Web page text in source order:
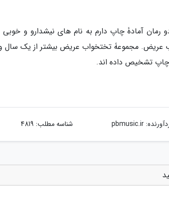
رمان آمادۀ چاپ دارم به نام های نیشدارو و
عریض. مجموعۀ تختخواب عریض بیشتر از یک سال
چاپ تشخیص داده اند.
pbmusic.ir شناسه مطلب: 4819